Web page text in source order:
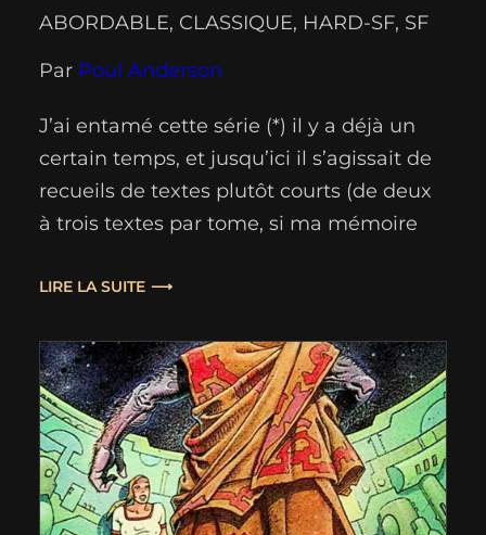
ABORDABLE, CLASSIQUE, HARD-SF, SF
Par Poul Anderson
J’ai entamé cette série (*) il y a déjà un
certain temps, et jusqu’ici il s’agissait de
recueils de textes plutôt courts (de deux
à trois textes par tome, si ma mémoire
Monde de Satan” comporte lui aussi deux
longueur…
LIRE LA SUITE